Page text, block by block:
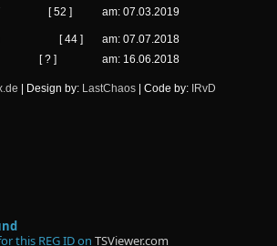
[ 52 ] am: 07.03.2019
[ 44 ]
am: 07.07.2018
[ ? ] am: 16.06.2018
| Design by: LastChaos | Code by: IRvD
this REG ID on TSViewer.com